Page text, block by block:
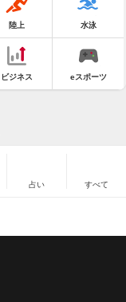
陸上 水泳
ビジネス eスポーツ
占い すべて